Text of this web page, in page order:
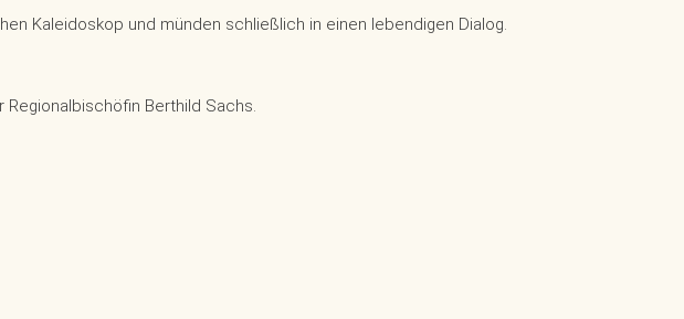
Kaleidoskop und münden schließlich in einen lebendigen Dialog.
Berthild Sachs.